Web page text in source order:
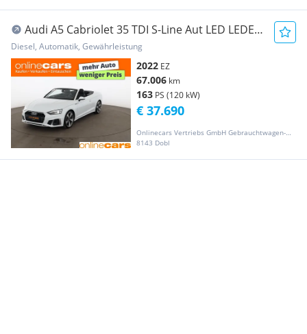
Audi A5 Cabriolet 35 TDI S-Line Aut LED LEDER
NAVI
Diesel, Automatik, Gewährleistung
2022 EZ
67.006 km
163 PS (120 kW)
Onlinecars Vertriebs GmbH Gebrauchtwagen-Outlet  Werkstätte  Spenglerei  Lackiererei
8143 Dobl
€ 37.690